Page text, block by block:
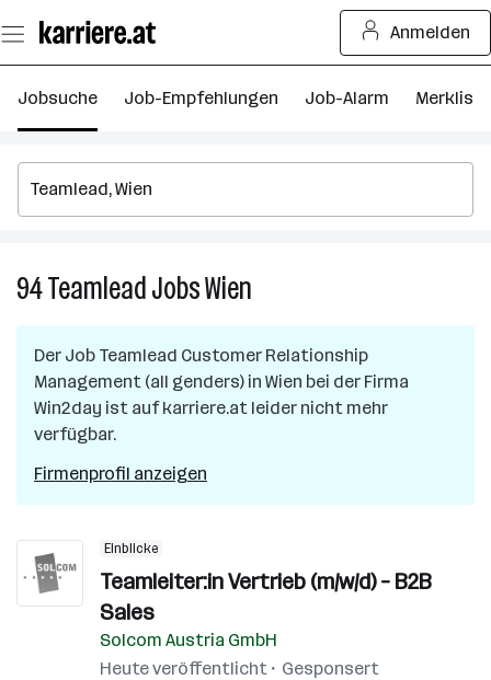
Seiteninhalt
springen
Anmelden
Jobsuche Job-Empfehlungen Job-Alarm Merkliste
94TeamleadJobsWien
in
Wien
Der Job Teamlead Customer Relationship
Management (all genders) in Wien bei der Firma
Win2day ist auf karriere.at leider nicht mehr
verfügbar.
Firmenprofil anzeigen
Einblicke
Teamleiter:in Vertrieb (m/w/d) – B2B
Sales
Solcom Austria GmbH
Heute veröffentlicht
Gesponsert